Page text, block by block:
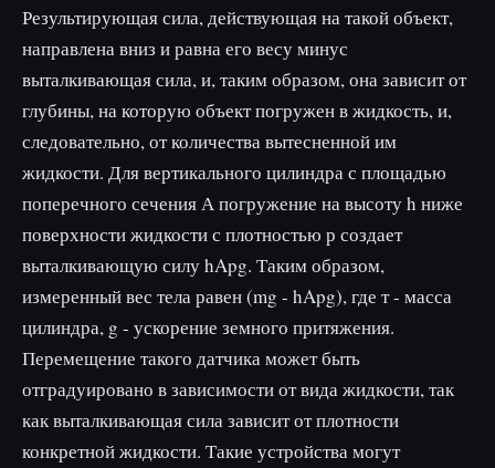
Результирующая сила, действующая на такой объект,
направлена вниз и равна его весу минус
выталкивающая сила, и, таким образом, она зависит от
глубины, на которую объект погружен в жидкость, и,
следовательно, от количества вытесненной им
жидкости. Для вертикального цилиндра с площадью
поперечного сечения А погружение на высоту h ниже
поверхности жидкости с плотностью р создает
выталкивающую силу hApg. Таким образом,
измеренный вес тела равен (mg - hApg), где т - масса
цилиндра, g - ускорение земного притяжения.
Перемещение такого датчика может быть
отградуировано в зависимости от вида жидкости, так
как выталкивающая сила зависит от плотности
конкретной жидкости. Такие устройства могут